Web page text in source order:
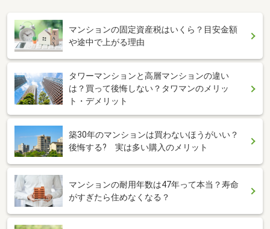
マンションの固定資産税はいくら？目安金額
や途中で上がる理由
タワーマンションと高層マンションの違い
は？買って後悔しない？タワマンのメリッ
ト・デメリット
築30年のマンションは買わないほうがいい？
後悔する? 実は多い購入のメリット
マンションの耐用年数は47年って本当？寿命
がすぎたら住めなくなる？